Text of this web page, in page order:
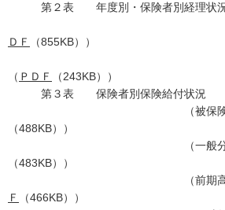
第２表 年度別・保険者別経理状
（一般
ＤＦ
（855KB））
（退職
（ ＰＤＦ
（243KB））
第３表 保険者別保険給付状況
（被保険者全
（488KB））
（一般分全体再
（483KB））
（前期高齢者分
Ｆ
（466KB））